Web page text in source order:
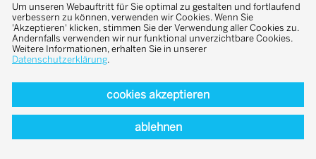
back to top
Um unseren Webauftritt für Sie optimal zu gestalten und fortlaufend
verbessern zu können, verwenden wir Cookies. Wenn Sie
'Akzeptieren' klicken, stimmen Sie der Verwendung aller Cookies zu.
Andernfalls verwenden wir nur funktional unverzichtbare Cookies.
Weitere Informationen, erhalten Sie in unserer
Datenschutzerklärung.
cookies akzeptieren
ablehnen